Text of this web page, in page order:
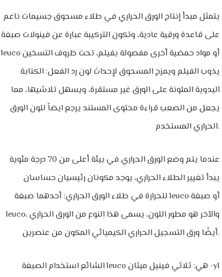
يتمثل مبدأ إنتاج الورق الحراري في طلاء مسحوق جسيمات ناعم
على قاعدة ورقية عادية، وتكون التركيبة عبارة عن فينولات صبغة
leuco أو مواد حمضية أخرى مفصولة بفيلم، تحت ظروف التسخين
يذوب الفيلم ويمزج المسحوق لإحداث لون رد الفعل: الكتابة
اليدوية الملونة على الورق غير مستقرة، ويسهل تلاشيها، مما
يجعل من الصعب قراءة محتوى المستند يرجع ايضاً للون الورق
الحراري المستخدم.
عندما يتم وضع الورق الحراري في بيئة أعلى من 70 درجة مئوية
يبدأ تغيير الطلاء الحراري، يوجد مكونان رئيسيان حساسان
للحرارة في طلاء الورق الحراري: أحدهما صبغة leuco أو صبغة
leuco، والآخر هو مطور اللون، يسمى هذا النوع من الورق الحراري
أيضًا ورق التسجيل الحراري الكيميائي المكون من عنصرين.
الشائع استخدام الصبغة leuco هي: ثلاثي فينيل ميثان -yl